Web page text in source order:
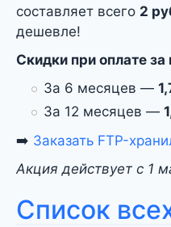
составляет всего 2
дешевле!
Скидки при оплате за
За 6 месяцев —
За 12 месяцев —
➡️ Заказать FTP-
Акция действует с 1
Список